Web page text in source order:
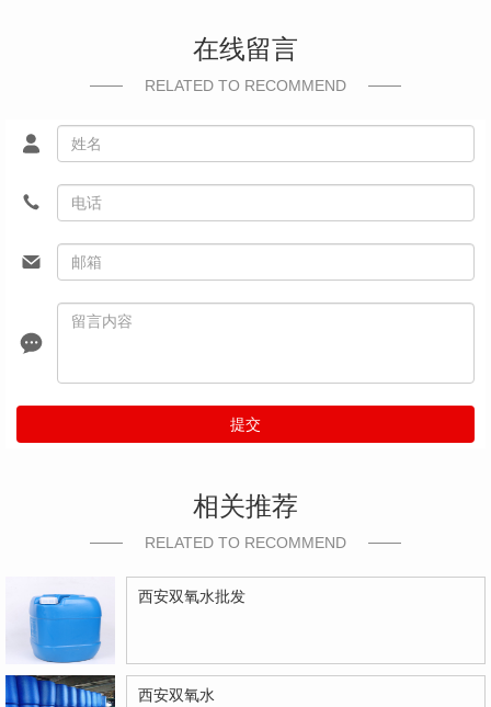
在线留言
RELATED TO RECOMMEND
提交
相关推荐
RELATED TO RECOMMEND
西安双氧水批发
西安双氧水